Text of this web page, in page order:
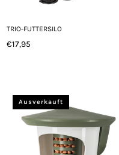
TRIO-FUTTERSILO
Normaler
€17,95
Ausverkauft